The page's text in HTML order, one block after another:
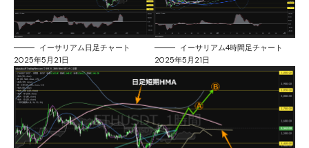
イーサリアム日足チャート
2025年5月21日
イーサリアム4時間足チャート
2025年5月21日